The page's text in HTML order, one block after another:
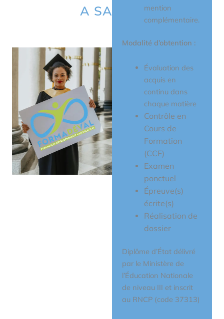
A SAVOIR
mention
complémentaire.
Modalité d’obtention :
Évaluation des
acquis en
continu dans
chaque matière
Contrôle en
Cours de
Formation
(CCF)
Examen
ponctuel
Épreuve(s)
écrite(s)
Réalisation de
dossier
Diplôme d’État délivré
par le Ministère de
l’Éducation Nationale
de niveau III et inscrit
au RNCP (code 37313)